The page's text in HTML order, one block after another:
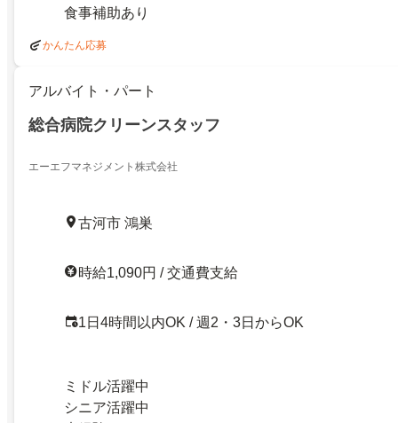
食事補助あり
かんたん応募
アルバイト・パート
総合病院クリーンスタッフ
エーエフマネジメント株式会社
古河市 鴻巣
時給1,090円 / 交通費支給
1日4時間以内OK / 週2・3日からOK
ミドル活躍中
シニア活躍中